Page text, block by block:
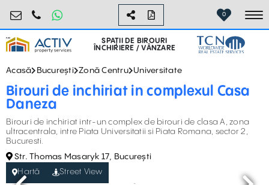
birouri@activpropertyservices.ro
0724.584.442 0
SPAȚII DE BIROURI
ÎNCHIRIERE / VÂNZARE
Acasă București Zonă Centru Universitate
Birouri de inchiriat in complexul Casa
Daneza
Birouri de inchiriat intr-un complex de birouri de clasa A, zona
ultracentrala, intre Piata Universitatii si Piata Romana, sector 2,
Bucuresti.
Str. Thomas Masaryk 17, București
Hartă
Street View